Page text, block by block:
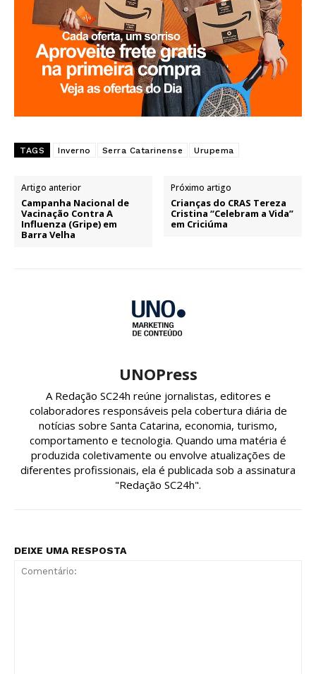
TAGS Inverno Serra Catarinense Urupema
Artigo anterior
Campanha Nacional de
Vacinação Contra A
Influenza (Gripe) em
Barra Velha
Próximo artigo
Crianças do CRAS Tereza
Cristina “Celebram a Vida”
em Criciúma
UNOPress
A Redação SC24h reúne jornalistas, editores e
colaboradores responsáveis pela cobertura diária de
notícias sobre Santa Catarina, economia, turismo,
comportamento e tecnologia. Quando uma matéria é
produzida coletivamente ou envolve atualizações de
diferentes profissionais, ela é publicada sob a assinatura
"Redação SC24h".
DEIXE UMA RESPOSTA